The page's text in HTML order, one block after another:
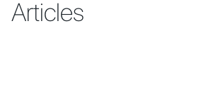
Articles